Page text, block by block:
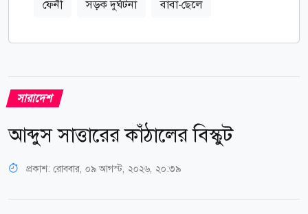
ফেনী সড়ক দুর্ঘটনা বাবা-ছেলে
সারাদেশ
আব্দুস সাত্তারের কাঁঠালের বিস্কুট
প্রকাশ: রোববার, ০৯ আগস্ট, ২০২৬, ২০:৩৯